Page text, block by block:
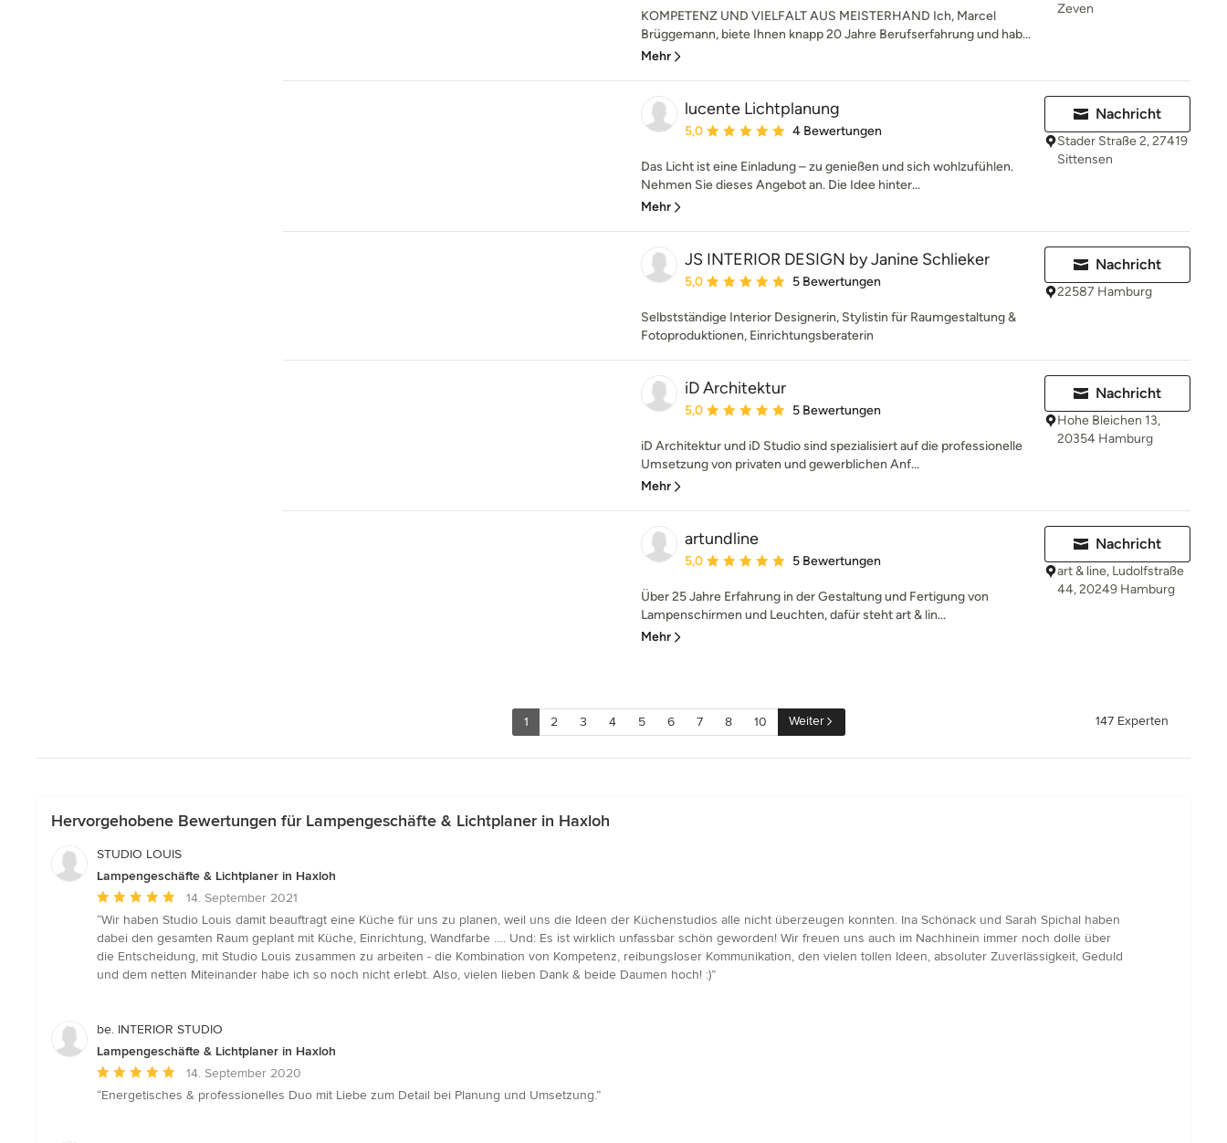
KOMPETENZ UND VIELFALT AUS MEISTERHAND Ich, Marcel
Brüggemann, biete Ihnen knapp 20 Jahre Berufserfahrung und hab...
Mehr
Zeven
lucente Lichtplanung
Durchschnittliche Bewertung: 5 von 5 Sternen
5,0 4 Bewertungen
Das Licht ist eine Einladung – zu genießen und sich wohlzufühlen.
Nehmen Sie dieses Angebot an. Die Idee hinter...
Mehr
Nachricht
Stader Straße 2, 27419
Sittensen
JS INTERIOR DESIGN by Janine Schlieker
Durchschnittliche Bewertung: 5 von 5 Sternen
5,0 5 Bewertungen
Selbstständige Interior Designerin, Stylistin für Raumgestaltung &
Fotoproduktionen, Einrichtungsberaterin
Nachricht
22587 Hamburg
iD Architektur
Durchschnittliche Bewertung: 5 von 5 Sternen
5,0 5 Bewertungen
iD Architektur und iD Studio sind spezialisiert auf die professionelle
Umsetzung von privaten und gewerblichen Anf...
Mehr
Nachricht
Hohe Bleichen 13,
20354 Hamburg
artundline
Durchschnittliche Bewertung: 5 von 5 Sternen
5,0 5 Bewertungen
Über 25 Jahre Erfahrung in der Gestaltung und Fertigung von
Lampenschirmen und Leuchten, dafür steht art & lin...
Mehr
Nachricht
art & line, Ludolfstraße
44, 20249 Hamburg
1 2 3 4 5 6 7 8 10 Weiter 147 Experten
Hervorgehobene Bewertungen für Lampengeschäfte & Lichtplaner in Haxloh
STUDIO LOUIS
Lampengeschäfte & Lichtplaner in Haxloh
Durchschnittliche
Bewertung:
5
von
5
14. September 2021
“Wir haben Studio Louis damit beauftragt eine Küche für uns zu planen, weil uns die Ideen der Küchenstudios alle nicht überzeugen konnten. Ina Schönack und Sarah Spichal haben
dabei den gesamten Raum geplant mit Küche, Einrichtung, Wandfarbe …. Und: Es ist wirklich unfassbar schön geworden! Wir freuen uns auch im Nachhinein immer noch dolle über
die Entscheidung, mit Studio Louis zusammen zu arbeiten - die Kombination von Kompetenz, reibungsloser Kommunikation, den vielen tollen Ideen, absoluter Zuverlässigkeit, Geduld
und dem netten Miteinander habe ich so noch nicht erlebt. Also, vielen lieben Dank & beide Daumen hoch! :)”
be. INTERIOR STUDIO
Lampengeschäfte & Lichtplaner in Haxloh
Durchschnittliche
Bewertung:
14. September 2020
“Energetisches & professionelles Duo mit Liebe zum Detail bei Planung und Umsetzung.”